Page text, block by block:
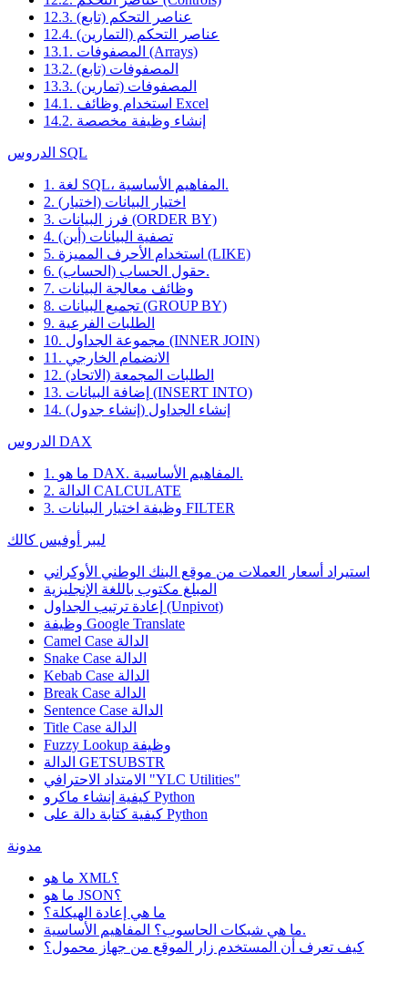
12.3. عناصر التحكم (تابع)
12.4. عناصر التحكم (التمارين)
13.1. المصفوفات (Arrays)
13.2. المصفوفات (تابع)
13.3. المصفوفات (تمارين)
14.1. استخدام وظائف Excel
14.2. إنشاء وظيفة مخصصة
الدروس SQL
1. لغة SQL، المفاهيم الأساسية.
2. اختيار البيانات (اختيار)
3. فرز البيانات (ORDER BY)
4. تصفية البيانات (أين)
5. استخدام الأحرف المميزة (LIKE)
6. حقول الحساب (الحساب).
7. وظائف معالجة البيانات
8. تجميع البيانات (GROUP BY)
9. الطلبات الفرعية
10. مجموعة الجداول (INNER JOIN)
11. الانضمام الخارجي
12. الطلبات المجمعة (الاتحاد)
13. إضافة البيانات (INSERT INTO)
14. إنشاء الجداول (إنشاء جدول)
الدروس DAX
1. ما هو DAX. المفاهيم الأساسية.
2. الدالة CALCULATE
3. وظيفة اختيار البيانات FILTER
ليبر أوفيس كالك
استيراد أسعار العملات من موقع البنك الوطني الأوكراني
المبلغ مكتوب باللغة الإنجليزية
إعادة ترتيب الجداول (Unpivot)
Google Translate
Camel Case الدالة
Snake Case الدالة
Kebab Case الدالة
Break Case الدالة
Sentence Case الدالة
Title Case الدالة
Fuzzy Lookup وظيفة
الدالة GETSUBSTR
الامتداد الاحترافي "YLC Utilities"
كيفية إنشاء ماكرو Python
كيفية كتابة دالة على Python
مدونة
ما هو XML؟
ما هو JSON؟
ما هي إعادة الهيكلة؟
ما هي شبكات الحاسوب؟ المفاهيم الأساسية.
كيف تعرف أن المستخدم زار الموقع من جهاز محمول؟